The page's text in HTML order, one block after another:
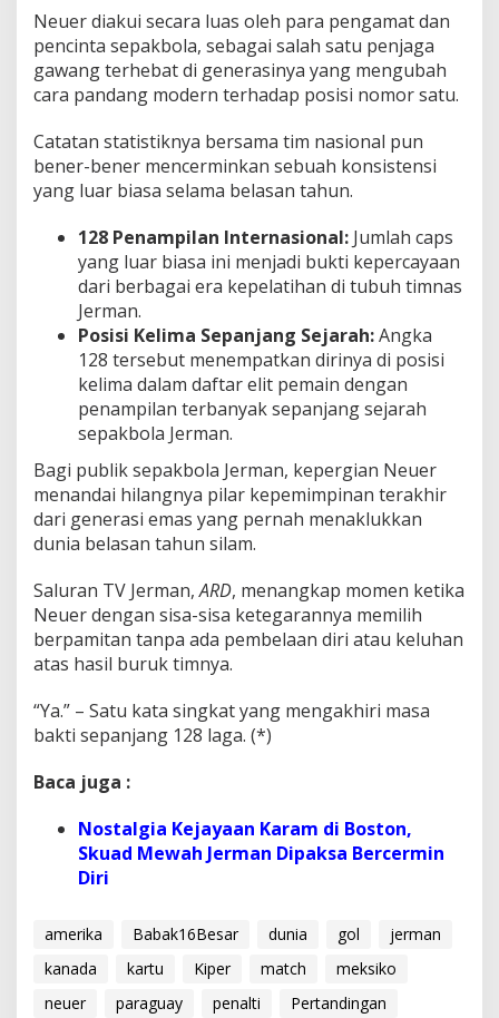
Neuer diakui secara luas oleh para pengamat dan
pencinta sepakbola, sebagai salah satu penjaga
gawang terhebat di generasinya yang mengubah
cara pandang modern terhadap posisi nomor satu.
Catatan statistiknya bersama tim nasional pun
bener-bener mencerminkan sebuah konsistensi
yang luar biasa selama belasan tahun.
128 Penampilan Internasional: Jumlah caps
yang luar biasa ini menjadi bukti kepercayaan
dari berbagai era kepelatihan di tubuh timnas
Jerman.
Posisi Kelima Sepanjang Sejarah:Angka
128 tersebut menempatkan dirinya di posisi
kelima dalam daftar elit pemain dengan
penampilan terbanyak sepanjang sejarah
sepakbola Jerman.
Bagi publik sepakbola Jerman, kepergian Neuer
menandai hilangnya pilar kepemimpinan terakhir
dari generasi emas yang pernah menaklukkan
dunia belasan tahun silam.
Saluran TV Jerman,ARD, menangkap momen ketika
Neuer dengan sisa-sisa ketegarannya memilih
berpamitan tanpa ada pembelaan diri atau keluhan
atas hasil buruk timnya.
“Ya.” – Satu kata singkat yang mengakhiri masa
bakti sepanjang 128 laga. (*)
Baca juga :
Nostalgia Kejayaan Karam di Boston,
Skuad Mewah Jerman Dipaksa Bercermin
Diri
amerika Babak16Besar dunia gol
jerman
kanada
kartu Kiper match
meksiko
neuer
paraguay penalti Pertandingan